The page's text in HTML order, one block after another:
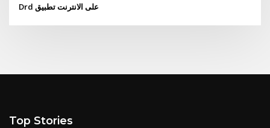
Drd على الانترنت تطبيق
Top Stories